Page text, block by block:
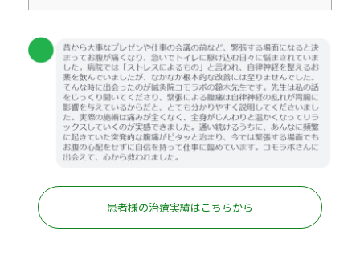
患者様の治療実績はこちらから